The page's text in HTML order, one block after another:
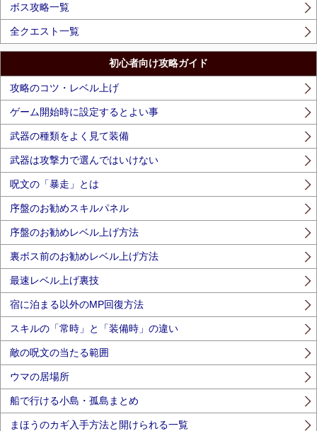
ボス攻略一覧
全クエスト一覧
初心者向け攻略ガイド
攻略のコツ・レベル上げ
ゲーム開始時に設定するとよい事
武器の種類をよく見て装備
武器は攻撃力で選んではいけない
呪文の「暴走」とは
序盤のお勧めスキルパネル
序盤のお勧めレベル上げ方法
裏ボス前のお勧めレベル上げ方法
最速レベル上げ裏技
宿に泊まる以外のMP回復方法
スキルの「常時」と「装備時」の違い
敵の呪文の当たる範囲
ウマの居場所
船で行ける小島・孤島まとめ
まほうのカギ入手方法と開けられる一覧